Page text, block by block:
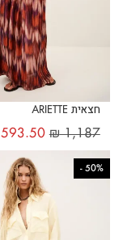
חצאית ARIETTE
₪1,187
593.50
50%
-